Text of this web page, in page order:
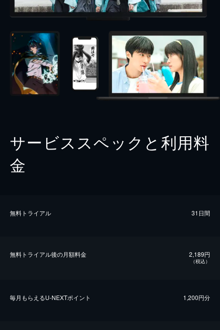
サービススペックと利用料
金
無料トライアル 31日間
無料トライアル後の⽉額料金 2,189円
（税込）
毎⽉もらえるU-NEXTポイント 1,200円分